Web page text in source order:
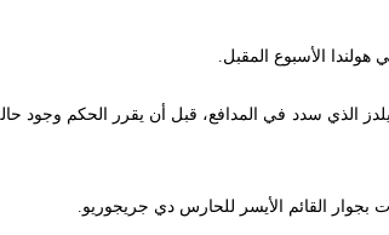
قليلا ليمرر إلى يلدز الذي سدد في المدافع، قبل أن يقرر
القائم الأيسر للحارس دي جريجوريو.